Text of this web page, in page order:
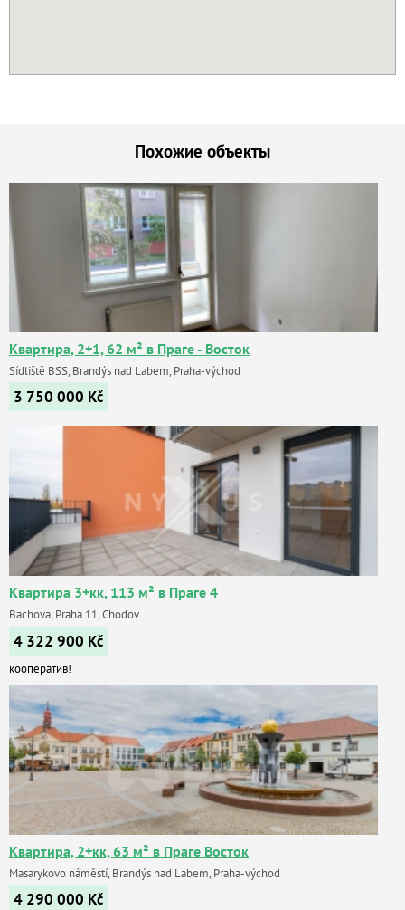
Похожие объекты
Квартира, 2+1, 62 м² в Праге - Восток
Sídliště BSS, Brandýs nad Labem, Praha-východ
3 750 000 Kč
Квартира 3+кк, 113 м² в Праге 4
Bachova, Praha 11, Chodov
4 322 900 Kč
кооператив!
Квартира, 2+кк, 63 м² в Праге Восток
Masarykovo náměstí, Brandýs nad Labem, Praha-východ
4 290 000 Kč